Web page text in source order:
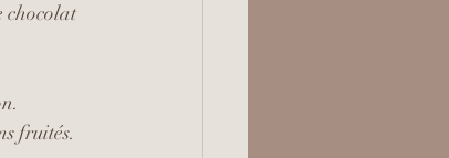
chocolat
fruités.